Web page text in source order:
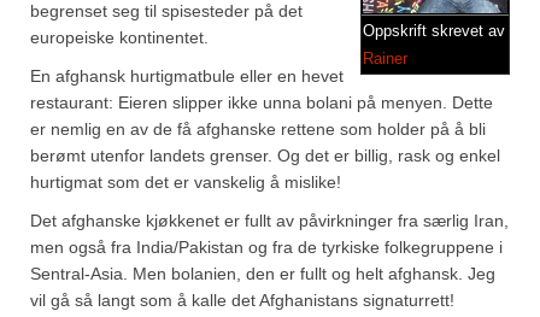
Guindillas
Herbes de Provence
Kjørvel
Krøderens husmannsmiks
Løpstikke
Massalé seychellois
Oppskrift skrevet av
Rainer
begrenset seg til spisesteder på det
europeiske kontinentet.
En afghansk hurtigmatbule eller en hevet
restaurant: Eieren slipper ikke unna bolani på menyen. Dette
er nemlig en av de få afghanske rettene som holder på å bli
berømt utenfor landets grenser. Og det er billig, rask og enkel
hurtigmat som det er vanskelig å mislike!
Det afghanske kjøkkenet er fullt av påvirkninger fra særlig Iran,
men også fra India/Pakistan og fra de tyrkiske folkegruppene i
Sentral-Asia. Men bolanien, den er fullt og helt afghansk. Jeg
vil gå så langt som å kalle det Afghanistans signaturrett!